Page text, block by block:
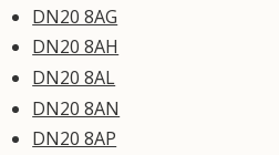
DN20 8AG
DN20 8AH
DN20 8AL
DN20 8AN
DN20 8AP